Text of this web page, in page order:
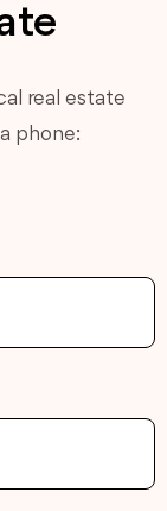
real estate
phone: